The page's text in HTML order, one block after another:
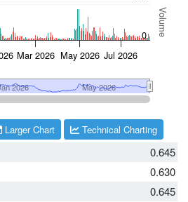
0.645
0.630
0.645
Larger Chart Technical Charting